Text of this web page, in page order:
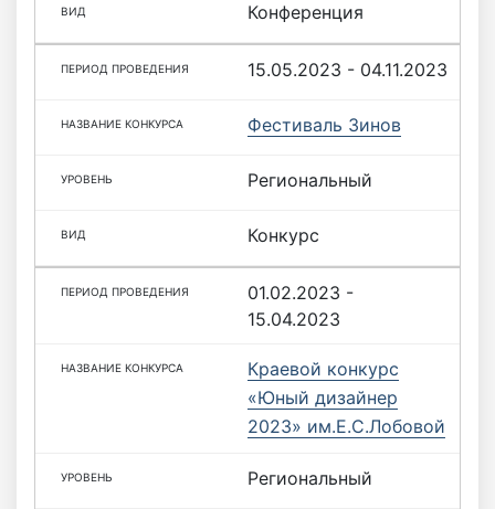
Конференция
15.05.2023 - 04.11.2023
Фестиваль Зинов
Региональный
Конкурс
01.02.2023 -
15.04.2023
Краевой конкурс
«Юный дизайнер
2023» им.Е.С.Лобовой
Региональный